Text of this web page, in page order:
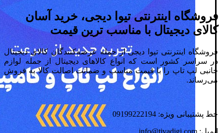
فروشگاه اینترنتی تیوا دیجی، خرید آسان
کالای دیجیتال با مناسب ترین قیمت
فروشگاه اینترنتی تیوا دیجی از جمله عرضه‌کنندگان کالای دیجیتال
در سراسر کشور است که انواع کالاهای دیجیتال از جمله لوازم
جانبی لپ تاپ را با قیمت مناسب و ضمانت اصالت کالا به فروش
می‌رساند.
خط پشتیبانی ویژه: 09199222194
ایمیل: info@tivadigi.com